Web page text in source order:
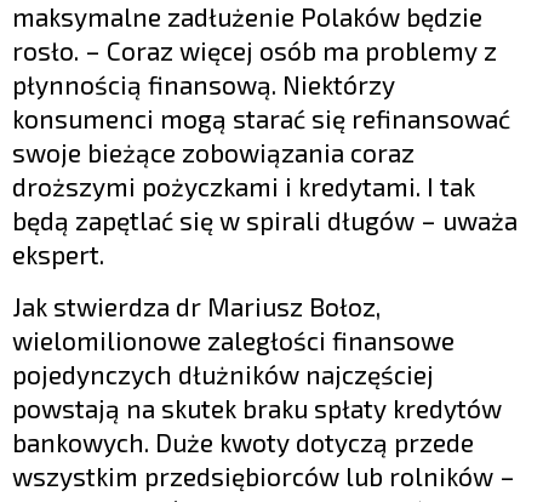
maksymalne zadłużenie Polaków będzie
rosło. – Coraz więcej osób ma problemy z
płynnością finansową. Niektórzy
konsumenci mogą starać się refinansować
swoje bieżące zobowiązania coraz
droższymi pożyczkami i kredytami. I tak
będą zapętlać się w spirali długów – uważa
ekspert.
Jak stwierdza dr Mariusz Bołoz,
wielomilionowe zaległości finansowe
pojedynczych dłużników najczęściej
powstają na skutek braku spłaty kredytów
bankowych. Duże kwoty dotyczą przede
wszystkim przedsiębiorców lub rolników –